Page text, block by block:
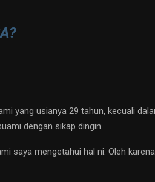
yang usianya 29 tahun, kecuali
dengan sikap dingin.
saya mengetahui hal ni. Oleh